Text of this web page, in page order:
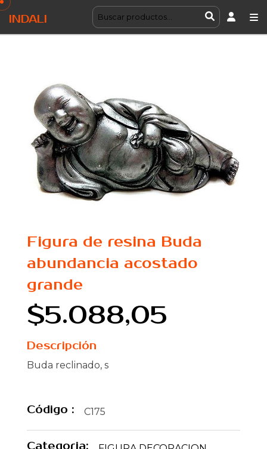
INDALI
Figura de resina Buda
abundancia acostado
grande
$5.088,05
Descripción
Buda reclinado, s
Código : C175
Categoria: